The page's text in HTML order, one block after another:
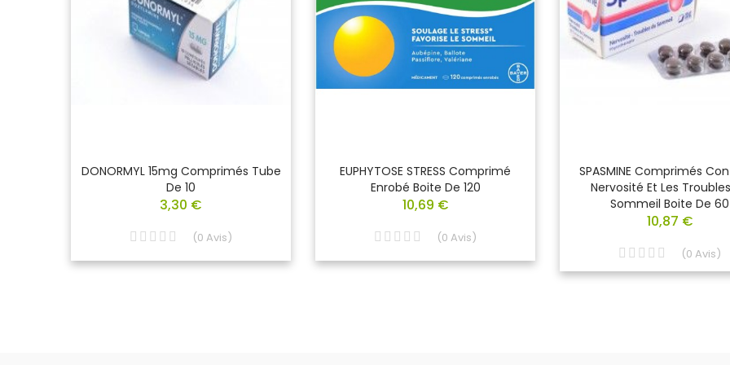
DONORMYL 15mg Comprimés Tube
De 10
3,30 €
(0 Avis)
EUPHYTOSE STRESS Comprimé
Enrobé Boite De 120
10,69 €
(0 Avis)
SPASMINE Comprimés
Nervosité Et Les
Sommeil Boite De 60
10,87 €
(0 Avis)